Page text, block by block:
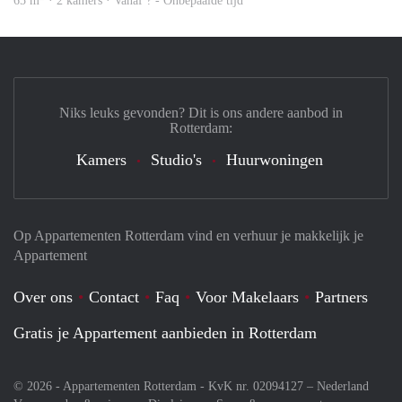
Op Appartementen Rotterdam vind en verhuur je makkelijk je
Appartement
Over ons Contact Faq Voor Makelaars
Partners
Gratis je Appartement aanbieden in Rotterdam
© 2026 - Appartementen Rotterdam - KvK nr. 02094127 – Nederland
Niks leuks gevonden? Dit is ons andere aanbod in
Rotterdam:
Kamers Studio's Huurwoningen